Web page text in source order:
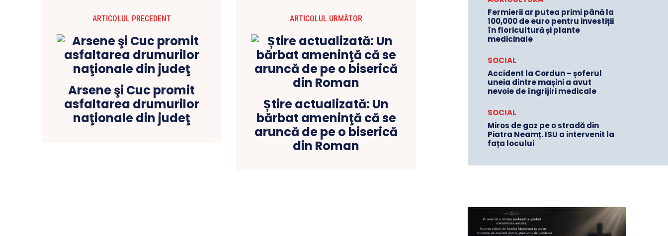
ARTICOLUL PRECEDENT
Arsene şi Cuc promit
asfaltarea drumurilor
naţionale din judeţ
ARTICOLUL URMĂTOR
Știre actualizată: Un
bărbat ameninţă că se
aruncă de pe o biserică
din Roman
Fermierii ar putea primi până la
100,000 de euro pentru investiții
în floricultură și plante
medicinale
SOCIAL
Accident la Cordun – șoferul
uneia dintre mașini a avut
nevoie de îngrijiri medicale
SOCIAL
Miros de gaz pe o stradă din
Piatra Neamț. ISU a intervenit la
fața locului